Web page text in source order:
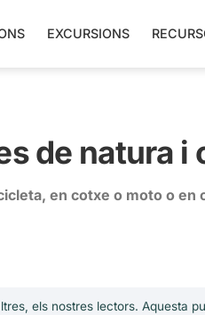
EXCURSIONS
de natura i
en cotxe o moto o en
els nostres lectors. Aquesta